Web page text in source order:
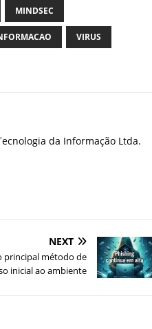
MINDSEC
VIRUS
da Informação Ltda.
NEXT
principal método de
inicial ao ambiente